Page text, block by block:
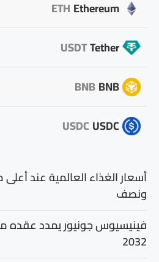
Ethereum
ETH
Tether
USDT
BNB
BNB
USDC
USDC
ونصف
فينيسيوس جونيور يمدد عقده
2032